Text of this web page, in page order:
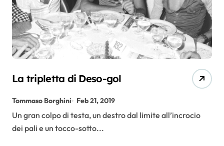
La tripletta di Deso-gol
Tommaso Borghini Feb 21, 2019
Un gran colpo di testa, un destro dal limite all’incrocio
dei pali e un tocco-sotto...